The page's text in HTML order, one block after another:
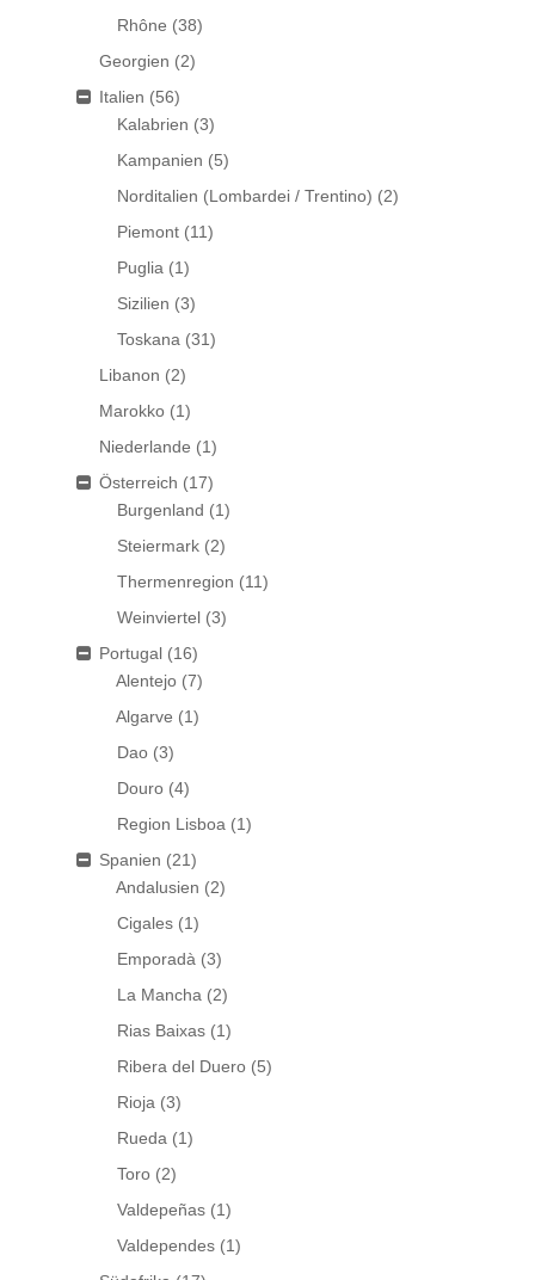
Rhône (38)
Georgien (2)
Italien (56)
Kalabrien (3)
Kampanien (5)
Norditalien (Lombardei / Trentino) (2)
Piemont (11)
Puglia (1)
Sizilien (3)
Toskana (31)
Libanon (2)
Marokko (1)
Niederlande (1)
Österreich (17)
Burgenland (1)
Steiermark (2)
Thermenregion (11)
Weinviertel (3)
Portugal (16)
Alentejo (7)
Algarve (1)
Dao (3)
Douro (4)
Region Lisboa (1)
Spanien (21)
Andalusien (2)
Cigales (1)
Emporadà (3)
La Mancha (2)
Rias Baixas (1)
Ribera del Duero (5)
Rioja (3)
Rueda (1)
Toro (2)
Valdepeñas (1)
Valdependes (1)